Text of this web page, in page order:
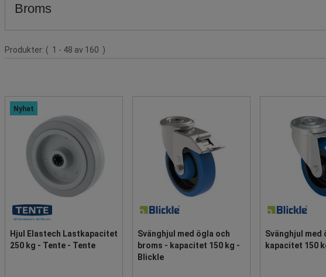
Broms
Produktlista
Produkter: ( 1 - 48 av 160 )
Nyhet
Hjul Elastech Lastkapacitet
250 kg - Tente - Tente
Svänghjul med ögla och
broms - kapacitet 150 kg -
Blickle
Svänghjul med
kapacitet 150